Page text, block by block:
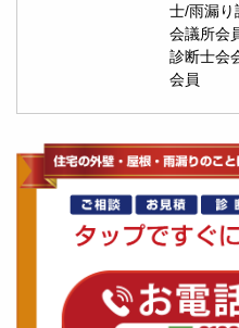
士/雨漏り
会議所会
診断士会
会員